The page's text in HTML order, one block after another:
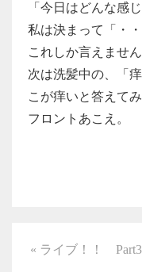
「今日はどんな感
私は決まって「・
これしか言えません
次は洗髪中の、「
こが痒いと答えて
フロントあこえ。
« ライブ！！ Part3